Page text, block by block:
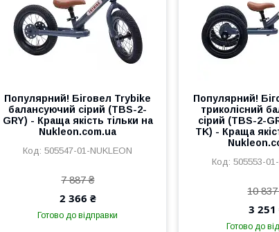
Популярний! Біговел Trybike
балансуючий сірий (TBS-2-
GRY) - Краща якість тільки на
Nukleon.com.ua
505547-01-NUKLEON
7 887 ₴
2 366 ₴
Готово до відправки
Популярний!
триколісний
сірий (TBS-2-
TK) - Краща
505553-
10
3 251
Готово до